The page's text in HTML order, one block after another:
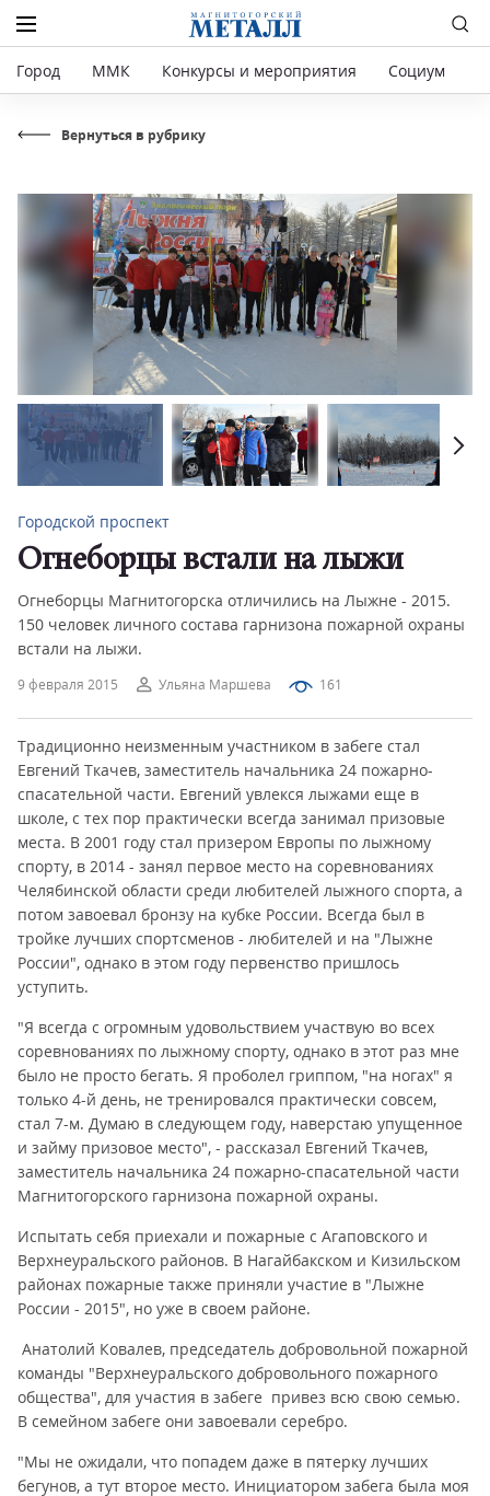
Город ММК Конкурсы и мероприятия Социум
Вернуться в рубрику
9 февраля 2015 Ульяна Маршева 161
Городской проспект
Огнеборцы встали на лыжи
Огнеборцы Магнитогорска отличились на Лыжне - 2015.
150 человек личного состава гарнизона пожарной охраны
встали на лыжи.
Традиционно неизменным участником в забеге стал
Евгений Ткачев, заместитель начальника 24 пожарно-
спасательной части. Евгений увлекся лыжами еще в
школе, с тех пор практически всегда занимал призовые
места. В 2001 году стал призером Европы по лыжному
спорту, в 2014 - занял первое место на соревнованиях
Челябинской области среди любителей лыжного спорта, а
потом завоевал бронзу на кубке России. Всегда был в
тройке лучших спортсменов - любителей и на "Лыжне
России", однако в этом году первенство пришлось
уступить.
"Я всегда с огромным удовольствием участвую во всех
соревнованиях по лыжному спорту, однако в этот раз мне
было не просто бегать. Я проболел гриппом, "на ногах" я
только 4-й день, не тренировался практически совсем,
стал 7-м. Думаю в следующем году, наверстаю упущенное
и займу призовое место", - рассказал Евгений Ткачев,
заместитель начальника 24 пожарно-спасательной части
Магнитогорского гарнизона пожарной охраны.
Испытать себя приехали и пожарные с Агаповского и
Верхнеуральского районов. В Нагайбакском и Кизильском
районах пожарные также приняли участие в "Лыжне
России - 2015", но уже в своем районе.
Анатолий Ковалев, председатель добровольной пожарной
команды "Верхнеуральского добровольного пожарного
общества", для участия в забеге привез всю свою семью.
В семейном забеге они завоевали серебро.
"Мы не ожидали, что попадем даже в пятерку лучших
бегунов, а тут второе место. Инициатором забега была моя